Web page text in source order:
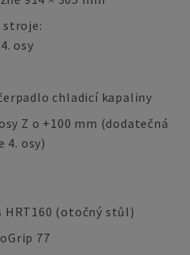
osy
chladicí kapaliny
Z o +100 mm (dodatečná
4. osy)
HRT160 (otočný stůl)
77